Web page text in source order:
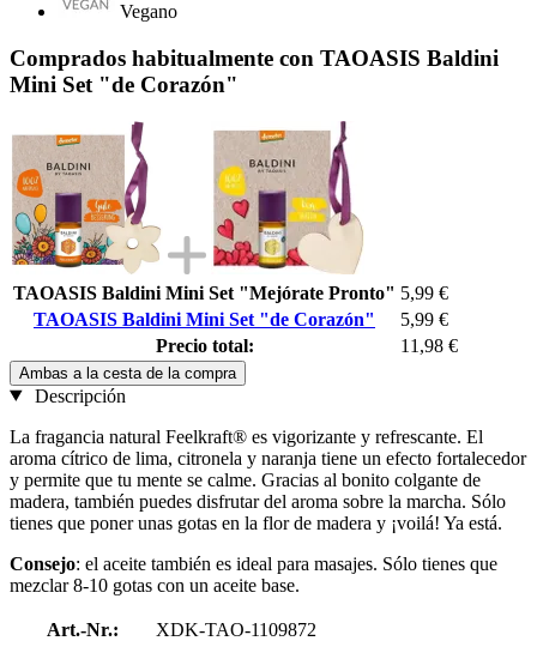
Vegano
Comprados habitualmente con TAOASIS Baldini
Mini Set "de Corazón"
TAOASIS Baldini Mini Set "Mejórate Pronto" 5,99 €
TAOASIS Baldini Mini Set "de Corazón"
5,99 €
Precio total:
11,98 €
Ambas a la cesta de la compra
Descripción
La fragancia natural Feelkraft® es vigorizante y refrescante. El
aroma cítrico de lima, citronela y naranja tiene un efecto fortalecedor
y permite que tu mente se calme. Gracias al bonito colgante de
madera, también puedes disfrutar del aroma sobre la marcha. Sólo
tienes que poner unas gotas en la flor de madera y ¡voilá! Ya está.
Consejo: el aceite también es ideal para masajes. Sólo tienes que
mezclar 8-10 gotas con un aceite base.
Art.-Nr.:
XDK-TAO-1109872